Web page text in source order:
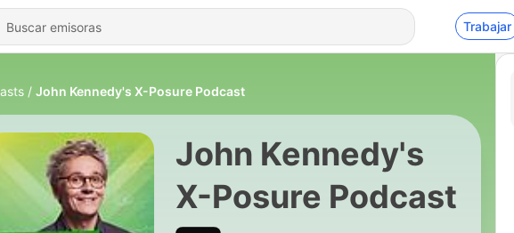
Trabajar
John Kennedy's X-Posure Podcast
John Kennedy's
X-Posure Podcast